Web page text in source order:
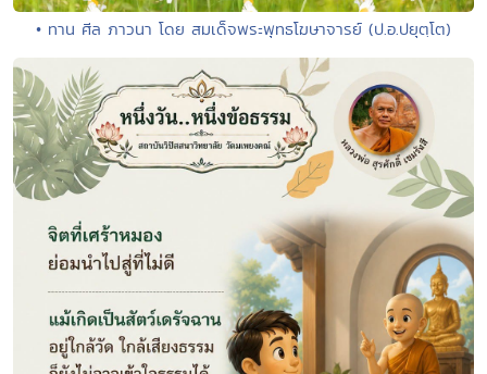
• ทาน ศีล ภาวนา โดย สมเด็จพระพุทธโฆษาจารย์ (ป.อ.ปยุตฺโต)